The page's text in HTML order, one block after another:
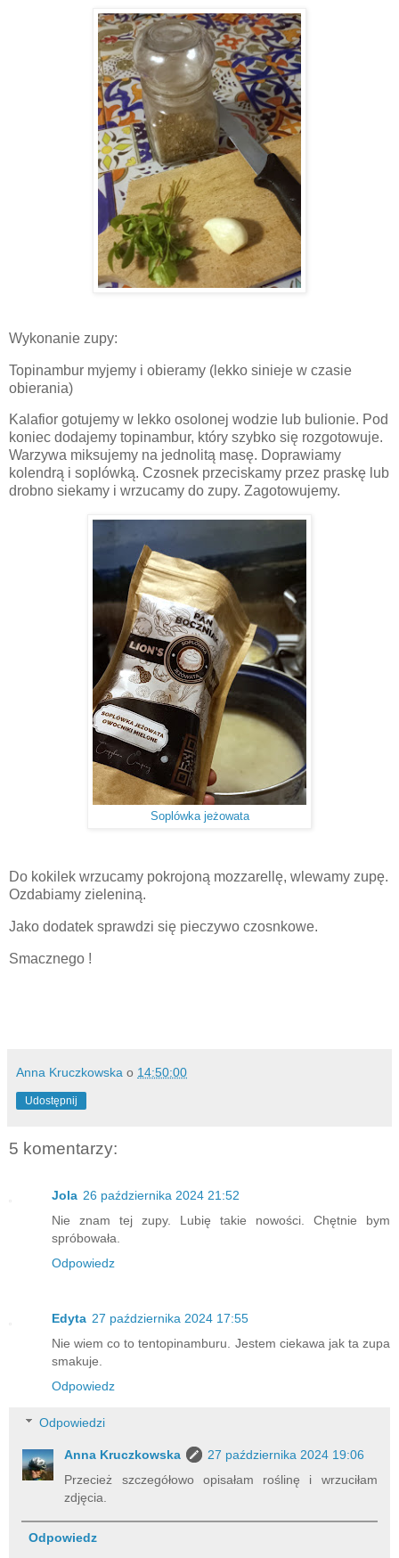
Wykonanie zupy:
Topinambur myjemy i obieramy (lekko sinieje w czasie
obierania)
Kalafior gotujemy w lekko osolonej wodzie lub bulionie. Pod
koniec dodajemy topinambur, który szybko się rozgotowuje.
Warzywa miksujemy na jednolitą masę. Doprawiamy
kolendrą i soplówką. Czosnek przeciskamy przez praskę lub
drobno siekamy i wrzucamy do zupy. Zagotowujemy.
Soplówka jeżowata
Do kokilek wrzucamy pokrojoną mozzarellę, wlewamy zupę.
Ozdabiamy zieleniną.
Jako dodatek sprawdzi się pieczywo czosnkowe.
Smacznego !
Anna Kruczkowska o 14:50:00
Udostępnij
5 komentarzy:
Jola 26 października 2024 21:52
Nie znam tej zupy. Lubię takie nowości. Chętnie bym
spróbowała.
Odpowiedz
Edyta 27 października 2024 17:55
Nie wiem co to tentopinamburu. Jestem ciekawa jak ta zupa
smakuje.
Odpowiedz
Odpowiedzi
Anna Kruczkowska
27 października 2024 19:06
Przecież szczegółowo opisałam roślinę i wrzuciłam
zdjęcia.
Odpowiedz